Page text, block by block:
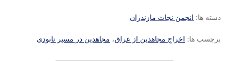
دسته ها: انجمن نجات مازندران
برچسب ها: اخراج مجاهدین از عراق، مجاهدین در مسیر نابودی